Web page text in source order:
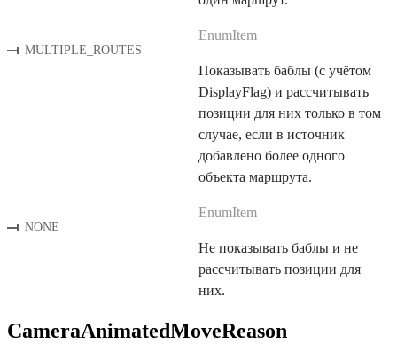
MULTIPLE_ROUTES
EnumItem
Показывать баблы (с учётом
DisplayFlag) и рассчитывать
позиции для них только в том
случае, если в источник
добавлено более одного
объекта маршрута.
NONE
EnumItem
Не показывать баблы и не
рассчитывать позиции для
них.
CameraAnimatedMoveReason